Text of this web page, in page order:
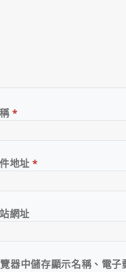
*
地址*
網址
器中儲存顯示名稱、電子